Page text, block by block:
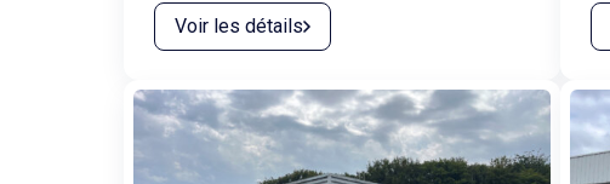
Voir les détails